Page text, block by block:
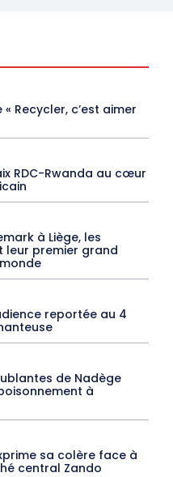
Recycler, c’est aimer
RDC-Rwanda au cœur
à Liège, les
leur premier grand
reportée au 4
de Nadège
à
sa colère face à
central Zando